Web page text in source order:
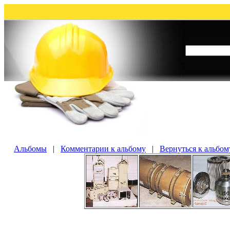
Альбомы | Комментарии к альбому | Вернуться к